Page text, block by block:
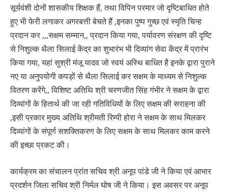
सूर्यवंशी दोनों शासकीय शिक्षक हैं, तथा विपिन परमार जो दृष्टिबाधित होते
हुए भी फेरी लगाकर अगरबत्ती बेचते हैं ,इनका पुष्प गुच्छ एवं स्मृति चिन्ह
प्रदान कर ,,,सक्षम सम्मान,, प्रदान किया गया, पर्यावरण संरक्षण की दृष्टि
से निशुल्क थैला सिलाई केंद्र का शुभारंभ भी दिव्यांग सेवा केंद्र में प्रारंभ
किया गया, यहां सुश्री मंजू यादव जो स्वयं अस्थि बाधित है इनके द्वारा पुराने
नए या अनुपयोगी कपड़ों से थैला सिलाई कर सक्षम के माध्यम से निशुल्क
वितरण करेंगे,, विशिष्ट अतिथि श्री चरणजीत सिंह गंभीर ने सक्षम के द्वारा
दिव्यांगों के हितार्थ की जा रही गतिविधियों के लिए सक्षम की सराहना की
,इसी प्रकार मुख्य अतिथि श्रीमती रिम्पी होरा ने सक्षम के साथ मिलकर
दिव्यांगों के संपूर्ण सशक्तिकरण के लिए सक्षम के साथ मिलकर काम करने
की इच्छा प्रकट की।
कार्यक्रम का संचालन प्रांत सचिव श्री अनूप पांडे जी ने किया एवं आभार
प्रदर्शन जिला सचिव श्री निर्मल घोष जी ने किया। इस अवसर पर अनूप